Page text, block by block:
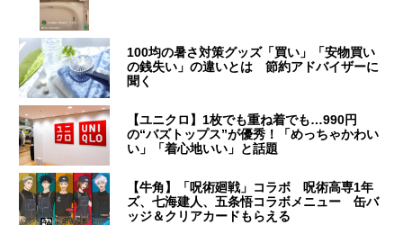
100均の暑さ対策グッズ「買い」「安物買い
の銭失い」の違いとは 節約アドバイザーに
聞く
【ユニクロ】1枚でも重ね着でも…990円
の“バズトップス”が優秀！「めっちゃかわい
い」「着心地いい」と話題
【牛角】「呪術廻戦」コラボ 呪術高専1年
ズ、七海建人、五条悟コラボメニュー 缶バ
ッジ＆クリアカードもらえる